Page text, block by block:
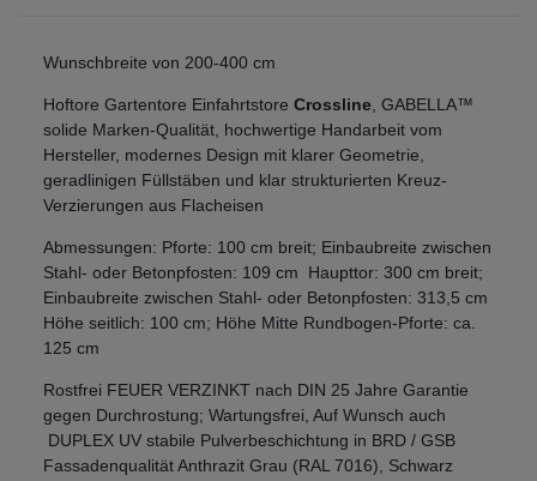
Wunschbreite von 200-400 cm
Hoftore Gartentore Einfahrtstore Crossline , GABELLA™
solide Marken-Qualität, hochwertige Handarbeit vom
Hersteller, modernes Design mit klarer Geometrie,
geradlinigen Füllstäben und klar strukturierten Kreuz-
Verzierungen aus Flacheisen
Abmessungen: Pforte: 100 cm breit; Einbaubreite zwischen
Stahl- oder Betonpfosten: 109 cm Haupttor: 300 cm breit;
Einbaubreite zwischen Stahl- oder Betonpfosten: 313,5 cm
Höhe seitlich: 100 cm; Höhe Mitte Rundbogen-Pforte: ca.
125 cm
Rostfrei FEUER VERZINKT nach DIN 25 Jahre Garantie
gegen Durchrostung; Wartungsfrei, Auf Wunsch auch
DUPLEX UV stabile Pulverbeschichtung in BRD / GSB
Fassadenqualität Anthrazit Grau (RAL 7016), Schwarz